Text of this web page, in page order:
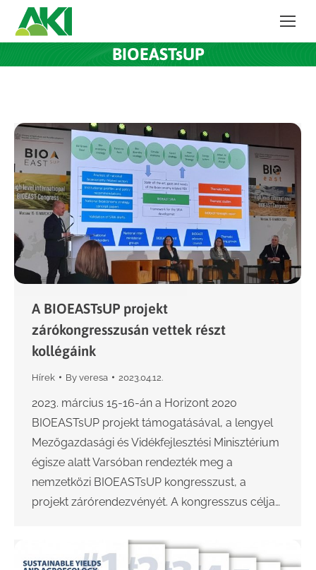
BIOEASTsUP
A BIOEASTsUP projekt
zárókongresszusán vettek részt
kollégáink
Hírek By veresa 2023.04.12.
2023. március 15-16-án a Horizont 2020
BIOEASTsUP projekt támogatásával, a lengyel
Mezőgazdasági és Vidékfejlesztési Minisztérium
égisze alatt Varsóban rendezték meg a
nemzetközi BIOEASTsUP kongresszust, a
projekt zárórendezvényét. A kongresszus célja…